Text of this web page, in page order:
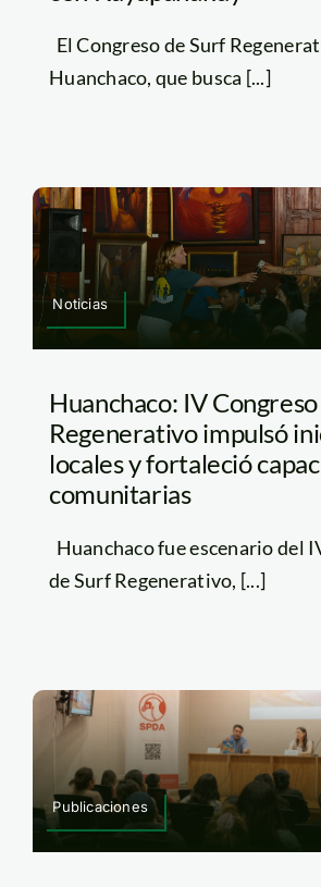
El Congreso de Surf
Huanchaco, que busca [...]
Noticias
Huanchaco: IV
Regenerativo impulsó
locales y fortaleció
comunitarias
Huanchaco fue escenario del
de Surf Regenerativo, [...]
Publicaciones